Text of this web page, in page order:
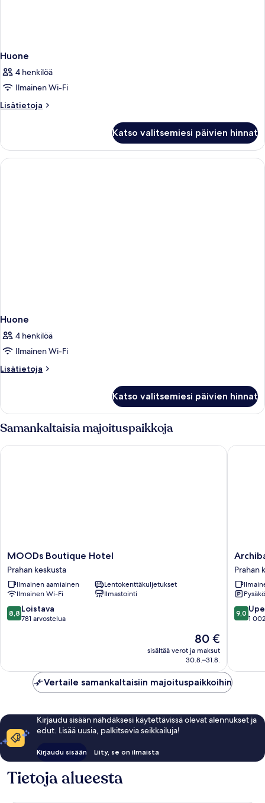
Huone
4 henkilöä
Ilmainen Wi-Fi
Lisätietoja
Lisätietoja
Katso valitsemiesi päivien hinnat
Huone
4 henkilöä
Ilmainen Wi-Fi
Lisätietoja
Lisätietoja
Katso valitsemiesi päivien hinnat
Samankaltaisia majoituspaikkoja
MOODs
Boutique
Hotel
Prahan
keskusta
MOODs Boutique Hotel
Prahan keskusta
Ilmainen aamiainen
Lentokenttäkuljetukset
Ilmainen Wi-Fi
Ilmastointi
8.8
kautta
8,8 Loistava
781 arvostelua
Hinta
80 €
80 €
sisältää verot ja maksut
30.8.–31.8.
MOODs Boutique Hotel
City
Prahan
keskusta
Prahan
9.0
kautta
9,0
1
Vertaile samankaltaisiin majoituspaikkoihin
Kirjaudu sisään nähdäksesi käytettävissä olevat alennukset ja
edut. Lisää uusia, palkitsevia seikkailuja!
Kirjaudu sisään Liity, se on ilmaista
Tietoja alueesta